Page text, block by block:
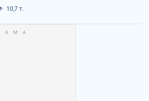
10,7 т.